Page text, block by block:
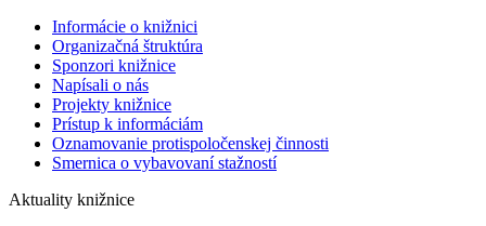
Informácie o knižnici
Organizačná štruktúra
Sponzori knižnice
Napísali o nás
Projekty knižnice
Prístup k informáciám
Oznamovanie protispoločenskej činnosti
Smernica o vybavovaní stažností
Aktuality knižnice